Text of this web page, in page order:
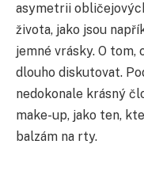
asymetrii
života, jako jsou
jemné vrásky. O tom,
dlouho diskutovat.
nedokonale krásný
make-up, jako ten,
balzám na rty.